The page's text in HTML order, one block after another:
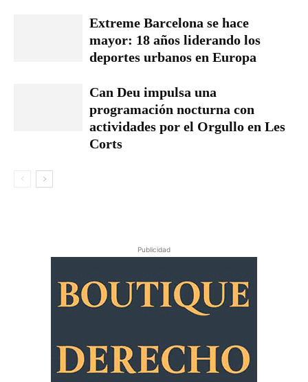
Extreme Barcelona se hace
mayor: 18 años liderando los
deportes urbanos en Europa
Can Deu impulsa una
programación nocturna con
actividades por el Orgullo en Les
Corts
Publicidad